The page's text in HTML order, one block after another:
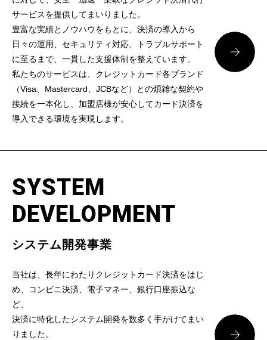
サービスを提供してまいりました。
豊富な実績とノウハウをもとに、決済の導入から
日々の運用、セキュリティ対応、トラブルサポート
に至るまで、一貫した支援体制を整えています。
私たちのサービスは、クレジットカード各ブランド
（Visa、Mastercard、JCBなど）との煩雑な契約や
接続を一本化し、加盟店様が安心してカード決済を
導入できる環境を実現します。
SYSTEM
DEVELOPMENT
システム開発事業
当社は、長年にわたりクレジットカード決済をはじ
め、コンビニ決済、電子マネー、銀行口座振込な
ど、
決済に特化したシステム開発を数多く手がけてまい
りました。